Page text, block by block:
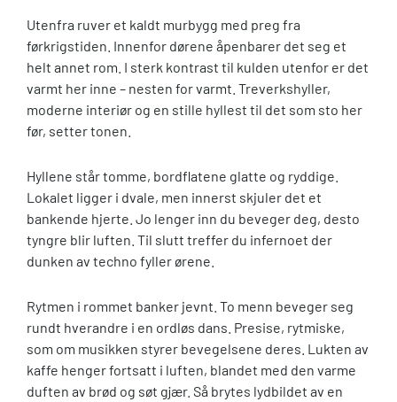
Utenfra ruver et kaldt murbygg med preg fra
førkrigstiden. Innenfor dørene åpenbarer det seg et
helt annet rom. I sterk kontrast til kulden utenfor er det
varmt her inne – nesten for varmt. Treverkshyller,
moderne interiør og en stille hyllest til det som sto her
før, setter tonen.
Hyllene står tomme, bordflatene glatte og ryddige.
Lokalet ligger i dvale, men innerst skjuler det et
bankende hjerte. Jo lenger inn du beveger deg, desto
tyngre blir luften. Til slutt treffer du infernoet der
dunken av techno fyller ørene.
Rytmen i rommet banker jevnt. To menn beveger seg
rundt hverandre i en ordløs dans. Presise, rytmiske,
som om musikken styrer bevegelsene deres. Lukten av
kaffe henger fortsatt i luften, blandet med den varme
duften av brød og søt gjær. Så brytes lydbildet av en